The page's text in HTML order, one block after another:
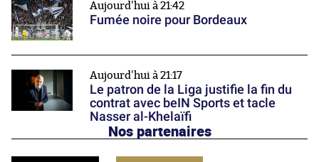
Aujourd'hui à 21:42
Fumée noire pour Bordeaux
Aujourd'hui à 21:17
Le patron de la Liga justifie la fin du
contrat avec beIN Sports et tacle
Nasser al-Khelaïfi
Nos partenaires